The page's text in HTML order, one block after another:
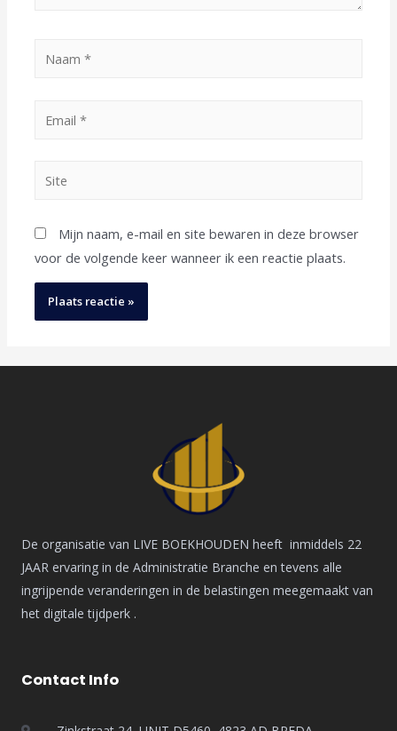
Mijn naam, e-mail en site bewaren in deze browser
voor de volgende keer wanneer ik een reactie plaats.
De organisatie van LIVE BOEKHOUDEN heeft inmiddels 22
JAAR ervaring in de Administratie Branche en tevens alle
ingrijpende veranderingen in de belastingen meegemaakt van
het digitale tijdperk .
Contact Info